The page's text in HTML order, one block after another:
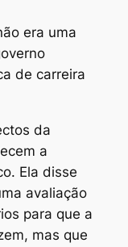
era uma
de carreira
da
a
Ela disse
avaliação
para que a
mas que